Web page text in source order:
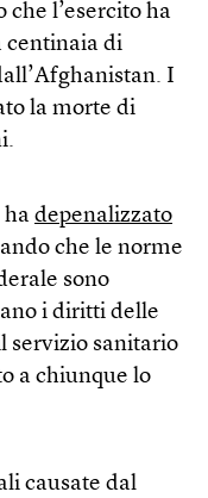
l’esercito ha
centinaia di
I
la morte di
ha depenalizzato
che le norme
sono
i diritti delle
servizio sanitario
a chiunque lo
causate dal